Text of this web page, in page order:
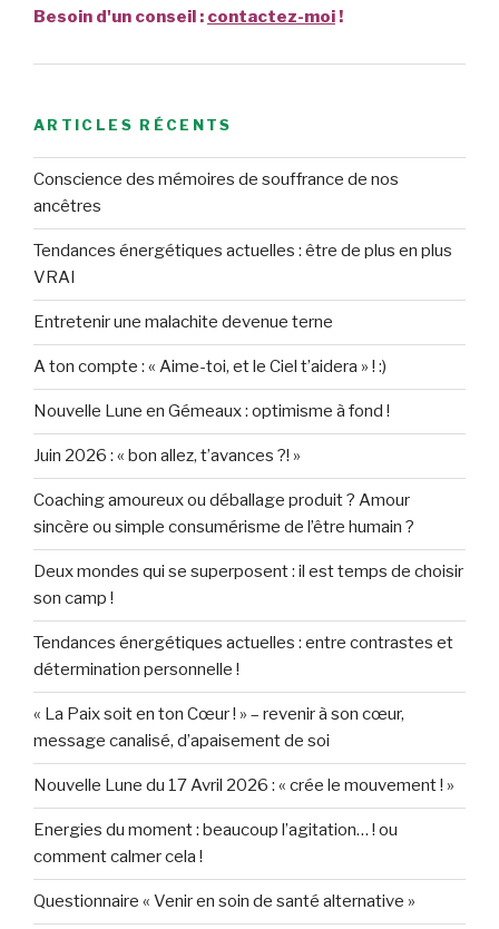
Besoin d'un conseil : contactez-moi!
ARTICLES RÉCENTS
Conscience des mémoires de souffrance de nos
ancêtres
Tendances énergétiques actuelles : être de plus en plus
VRAI
Entretenir une malachite devenue terne
A ton compte : « Aime-toi, et le Ciel t’aidera » ! :)
Nouvelle Lune en Gémeaux : optimisme à fond !
Juin 2026 : « bon allez, t’avances ?! »
Coaching amoureux ou déballage produit ? Amour
sincère ou simple consumérisme de l’être humain ?
Deux mondes qui se superposent : il est temps de choisir
son camp !
Tendances énergétiques actuelles : entre contrastes et
détermination personnelle !
« La Paix soit en ton Cœur ! » – revenir à son cœur,
message canalisé, d’apaisement de soi
Nouvelle Lune du 17 Avril 2026 : « crée le mouvement ! »
Energies du moment : beaucoup l’agitation… ! ou
comment calmer cela !
Questionnaire « Venir en soin de santé alternative »